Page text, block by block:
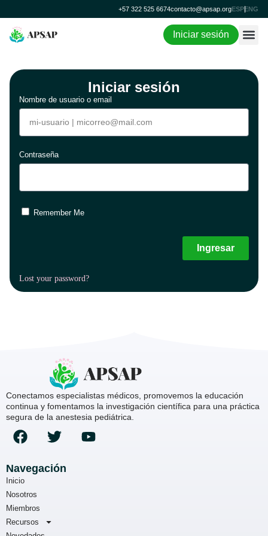
ESPENG
contacto@apsap.org
+57 322 525 6674
Iniciar sesión
Iniciar sesión
Nombre de usuario o email
Contraseña
Remember Me
Ingresar
Lost your password?
Conectamos especialistas médicos, promovemos la educación
continua y fomentamos la investigación científica para una práctica
segura de la anestesia pediátrica.
Navegación
Inicio
Nosotros
Miembros
Recursos